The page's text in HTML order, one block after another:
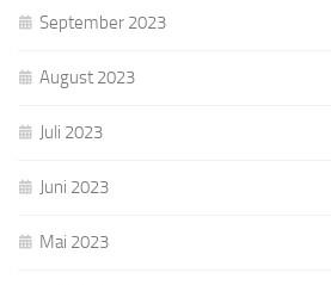
September 2023
August 2023
Juli 2023
Juni 2023
Mai 2023